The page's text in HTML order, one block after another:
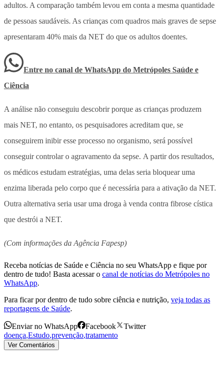
adultos. A comparação também levou em conta a mesma quantidade
de pessoas saudáveis. As crianças com quadros mais graves de sepse
apresentaram 40% mais da NET do que os adultos doentes.
Entre no canal de WhatsApp do Metrópoles Saúde e
Ciência
A análise não conseguiu descobrir porque as crianças produzem
mais NET, no entanto, os pesquisadores acreditam que, se
conseguirem inibir esse processo no organismo, será possível
conseguir controlar o agravamento da sepse. A partir dos resultados,
os médicos estudam estratégias, uma delas seria bloquear uma
enzima liberada pelo corpo que é necessária para a ativação da NET.
Outra alternativa seria usar uma droga à venda contra fibrose cística
que destrói a NET.
(Com informações da Agência Fapesp)
Receba notícias de Saúde e Ciência no seu WhatsApp e fique por
dentro de tudo! Basta acessar o canal de notícias do Metrópoles no
WhatsApp.
Para ficar por dentro de tudo sobre ciência e nutrição, veja todas as
reportagens de Saúde.
Enviar no WhatsApp Facebook
Twitter
doença,Estudo,prevenção,tratamento
Ver Comentários